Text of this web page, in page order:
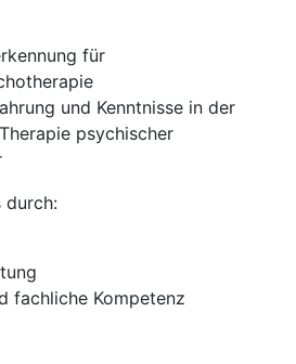
für
und Kenntnisse in der
psychischer
durch:
fachliche Kompetenz